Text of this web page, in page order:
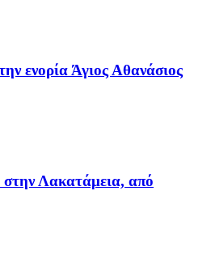
ενορία Άγιος Αθανάσιος
στην Λακατάμεια, από